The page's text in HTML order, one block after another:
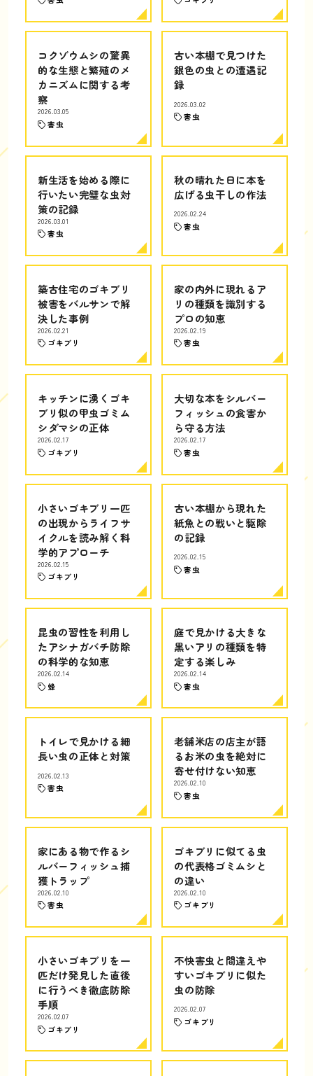
コクゾウムシの驚異
的な生態と繁殖のメ
カニズムに関する考
察
2026.03.05
害虫
古い本棚で見つけた
銀色の虫との遭遇記
録
2026.03.02
害虫
新生活を始める際に
行いたい完璧な虫対
策の記録
2026.03.01
害虫
秋の晴れた日に本を
広げる虫干しの作法
2026.02.24
害虫
築古住宅のゴキブリ
被害をバルサンで解
決した事例
2026.02.21
ゴキブリ
家の内外に現れるア
リの種類を識別する
プロの知恵
2026.02.19
害虫
キッチンに湧くゴキ
ブリ似の甲虫ゴミム
シダマシの正体
2026.02.17
ゴキブリ
大切な本をシルバー
フィッシュの食害か
ら守る方法
2026.02.17
害虫
小さいゴキブリ一匹
の出現からライフサ
イクルを読み解く科
学的アプローチ
2026.02.15
ゴキブリ
古い本棚から現れた
紙魚との戦いと駆除
の記録
2026.02.15
害虫
昆虫の習性を利用し
たアシナガバチ防除
の科学的な知恵
2026.02.14
蜂
庭で見かける大きな
黒いアリの種類を特
定する楽しみ
2026.02.14
害虫
トイレで見かける細
長い虫の正体と対策
2026.02.13
害虫
老舗米店の店主が語
るお米の虫を絶対に
寄せ付けない知恵
2026.02.10
害虫
家にある物で作るシ
ルバーフィッシュ捕
獲トラップ
2026.02.10
害虫
ゴキブリに似てる虫
の代表格ゴミムシと
の違い
2026.02.10
ゴキブリ
小さいゴキブリを一
匹だけ発見した直後
に行うべき徹底防除
手順
2026.02.07
ゴキブリ
不快害虫と間違えや
すいゴキブリに似た
虫の防除
2026.02.07
ゴキブリ